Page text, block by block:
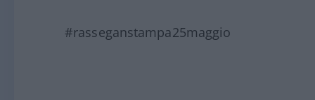
#rasseganstampa25maggio